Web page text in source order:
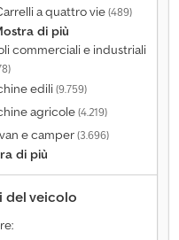
a quattro vie(489)
di più
commerciali e industriali
edili(9.759)
agricole(4.219)
e camper(3.696)
di più
del veicolo